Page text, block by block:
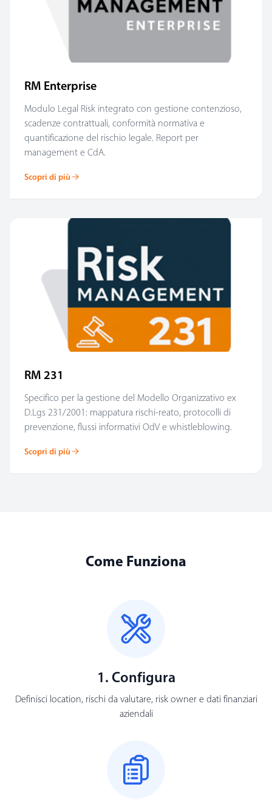
RM Enterprise
Modulo Legal Risk integrato con gestione contenzioso,
scadenze contrattuali, conformità normativa e
quantificazione del rischio legale. Report per
management e CdA.
Scopri di più
RM 231
Specifico per la gestione del Modello Organizzativo ex
D.Lgs 231/2001: mappatura rischi-reato, protocolli di
prevenzione, flussi informativi OdV e whistleblowing.
Scopri di più
Come Funziona
1. Configura
Definisci location, rischi da valutare, risk owner e dati finanziari
aziendali